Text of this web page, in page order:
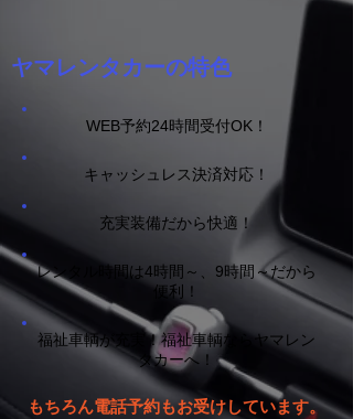
ヤマレンタカーの特色
WEB予約24時間受付OK！
キャッシュレス決済対応！
充実装備だから快適！
レンタル時間は4時間～、9時間～だから
便利！
福祉車輌が充実！福祉車輌ならヤマレン
タカーへ！
もちろん電話予約もお受けしています。